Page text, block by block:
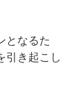
となるた
引き起こし